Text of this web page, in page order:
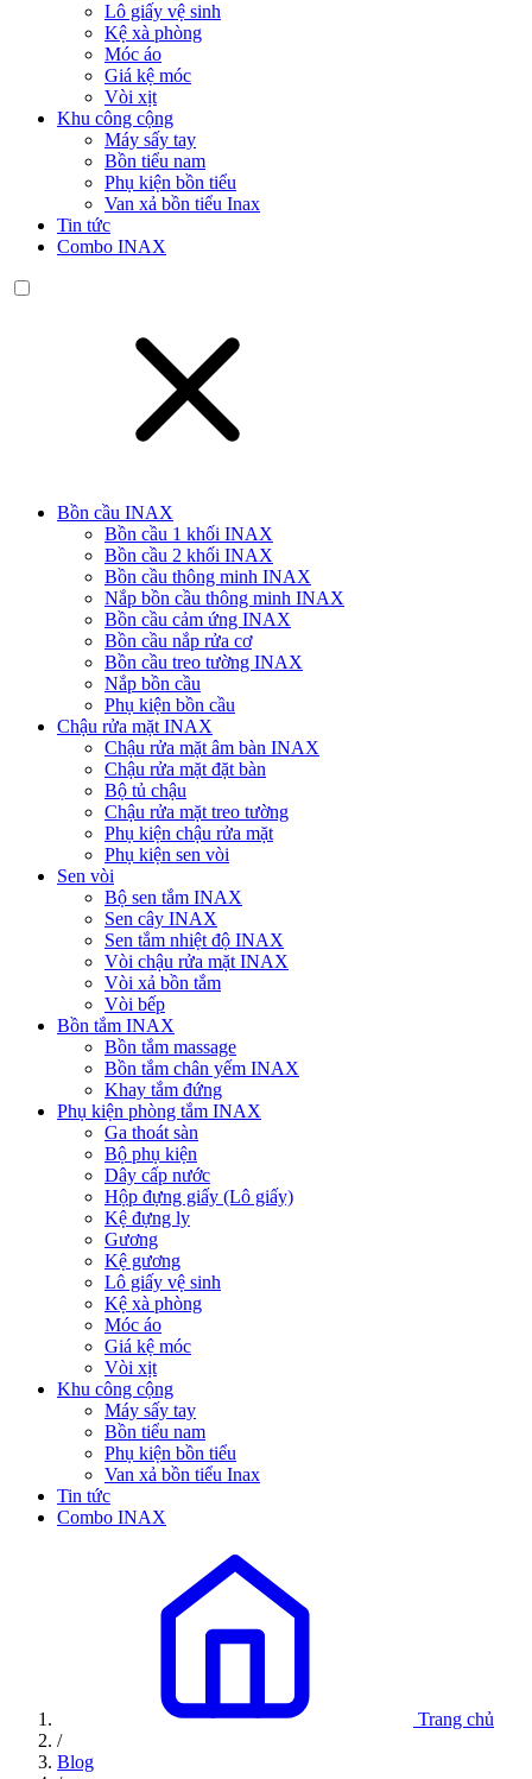
Lô giấy vệ sinh
Kệ xà phòng
Móc áo
Giá kệ móc
Vòi xịt
Khu công cộng
Máy sấy tay
Bồn tiểu nam
Phụ kiện bồn tiểu
Van xả bồn tiểu Inax
Tin tức
Combo INAX
Bồn cầu INAX
Bồn cầu 1 khối INAX
Bồn cầu 2 khối INAX
Bồn cầu thông minh INAX
Nắp bồn cầu thông minh INAX
Bồn cầu cảm ứng INAX
Bồn cầu nắp rửa cơ
Bồn cầu treo tường INAX
Nắp bồn cầu
Phụ kiện bồn cầu
Chậu rửa mặt INAX
Chậu rửa mặt âm bàn INAX
Chậu rửa mặt đặt bàn
Bộ tủ chậu
Chậu rửa mặt treo tường
Phụ kiện chậu rửa mặt
Phụ kiện sen vòi
Sen vòi
Bộ sen tắm INAX
Sen cây INAX
Sen tắm nhiệt độ INAX
Vòi chậu rửa mặt INAX
Vòi xả bồn tắm
Vòi bếp
Bồn tắm INAX
Bồn tắm massage
Bồn tắm chân yếm INAX
Khay tắm đứng
Phụ kiện phòng tắm INAX
Ga thoát sàn
Bộ phụ kiện
Dây cấp nước
Hộp đựng giấy (Lô giấy)
Kệ đựng ly
Gương
Kệ gương
Lô giấy vệ sinh
Kệ xà phòng
Móc áo
Giá kệ móc
Vòi xịt
Khu công cộng
Máy sấy tay
Bồn tiểu nam
Phụ kiện bồn tiểu
Van xả bồn tiểu Inax
Tin tức
Combo INAX
Trang chủ
/
Blog